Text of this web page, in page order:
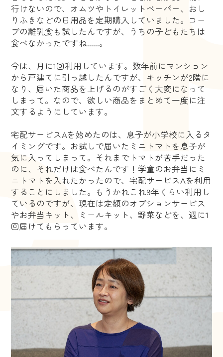
行けないので、オムツやトイレットペーパー、おし
りふきなどの日用品を定期購入していました。コー
プの離乳食も試したんですが、うちの子どもたちは
食べなかったですね......。
今は、月に1回利用しています。数年前にマンション
から戸建てに引っ越したんですが、キッチンが2階に
なり、届いた商品を上げるのがすごく大変になって
しまって。なので、欲しい商品をまとめて一度に注
文するようにしています。
宅配サービスAを始めたのは、息子が小学校に入るタ
イミングです。お試しで届いたミニトマトを息子が
気に入ってしまって。それまでトマトが苦手だった
のに、それだけは食べたんです！学童のお弁当にミ
ニトマトを入れたかったので、宅配サービスAを利用
することにしました。もうかれこれ9年くらい利用し
ているのですが、現在は定額のオプションサービス
やお弁当キット、ミールキット、野菜などを、週に1
回届けてもらっています。